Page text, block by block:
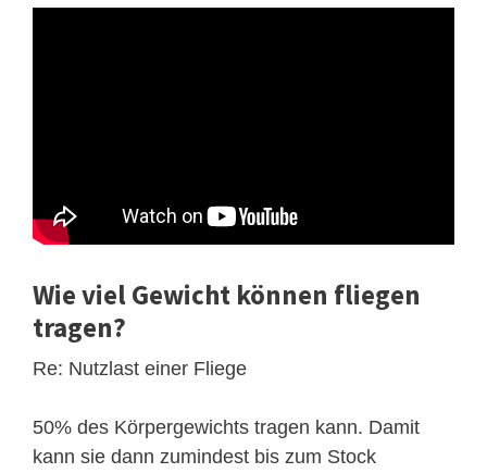
Wie viel Gewicht können fliegen
tragen?
Re: Nutzlast einer Fliege
50% des Körpergewichts tragen kann. Damit
kann sie dann zumindest bis zum Stock